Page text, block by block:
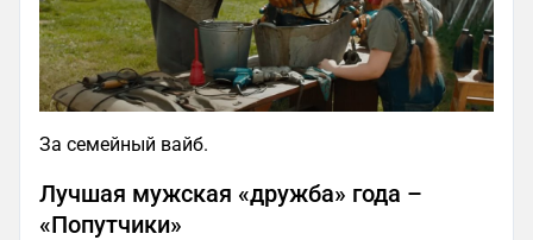
За семейный вайб.
Лучшая мужская «дружба» года –
«Попутчики»